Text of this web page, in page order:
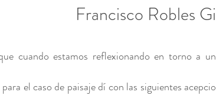
Francisco Robles
cuando estamos reflexionando en torno a
el caso de paisaje dí con las siguientes